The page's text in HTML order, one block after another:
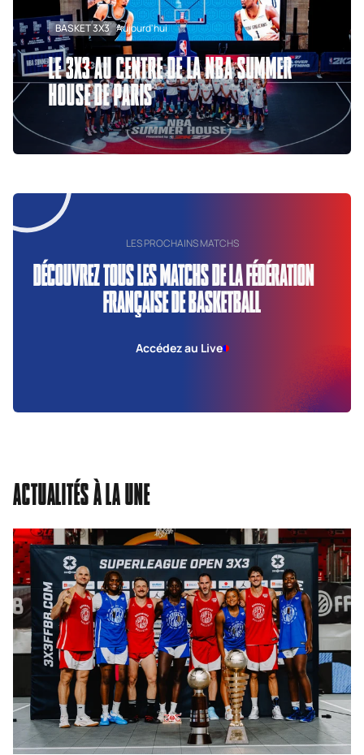
BASKET 3X3 Aujourd'hui
LE 3X3 AU CENTRE DE LA NBA SUMMER
HOUSE DE PARIS
LES PROCHAINS MATCHS
DÉCOUVREZ TOUS LES MATCHS DE LA FÉDÉRATION
FRANÇAISE DE BASKETBALL
Accédez au Live
ACTUALITÉS À LA UNE